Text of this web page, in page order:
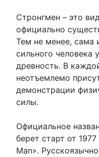
Стронгмен – это
официально
Тем не менее, сама
сильного человека
древность. В
неотъемлемо
демонстрации
силы.
Официальное
берет старт от
Man».